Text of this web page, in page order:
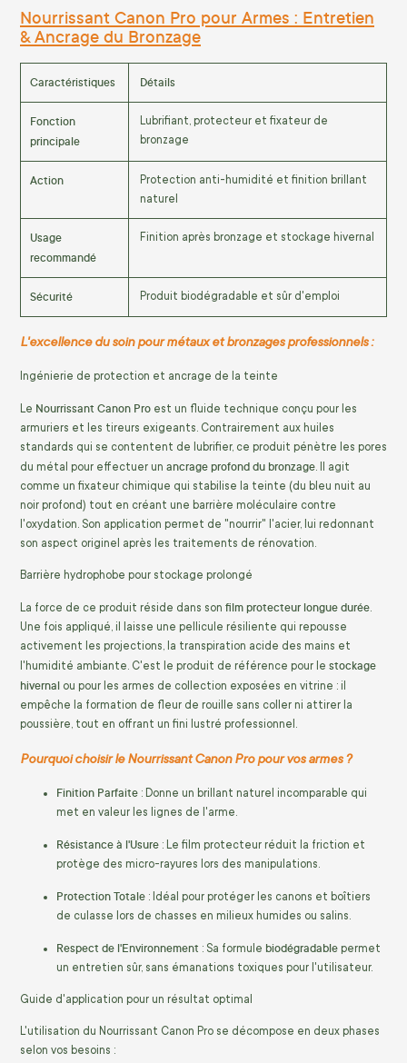
Nourrissant Canon Pro pour Armes : Entretien
& Ancrage du Bronzage
Caractéristiques Détails
Fonction
principale
Lubrifiant, protecteur et fixateur de
bronzage
Action
Protection anti-humidité et finition brillant
naturel
Usage
recommandé
Finition après bronzage et stockage hivernal
Sécurité Produit biodégradable et sûr d'emploi
L'excellence du soin pour métaux et bronzages professionnels :
Ingénierie de protection et ancrage de la teinte
Le Nourrissant Canon Pro est un fluide technique conçu pour les
armuriers et les tireurs exigeants. Contrairement aux huiles
standards qui se contentent de lubrifier, ce produit pénètre les pores
du métal pour effectuer un ancrage profond du bronzage . Il agit
comme un fixateur chimique qui stabilise la teinte (du bleu nuit au
noir profond) tout en créant une barrière moléculaire contre
l'oxydation. Son application permet de "nourrir" l'acier, lui redonnant
son aspect originel après les traitements de rénovation.
Barrière hydrophobe pour stockage prolongé
La force de ce produit réside dans son film protecteur longue durée
Une fois appliqué, il laisse une pellicule résiliente qui repousse
activement les projections, la transpiration acide des mains et
l'humidité ambiante. C'est le produit de référence pour le stockage
hivernal ou pour les armes de collection exposées en vitrine : il
empêche la formation de fleur de rouille sans coller ni attirer la
poussière, tout en offrant un fini lustré professionnel.
Pourquoi choisir le Nourrissant Canon Pro pour vos armes ?
Finition Parfaite : Donne un brillant naturel incomparable qui
met en valeur les lignes de l'arme.
Résistance à l'Usure : Le film protecteur réduit la friction et
protège des micro-rayures lors des manipulations.
Protection Totale : Idéal pour protéger les canons et boîtiers
de culasse lors de chasses en milieux humides ou salins.
Respect de l'Environnement : Sa formule biodégradable permet
un entretien sûr, sans émanations toxiques pour l'utilisateur.
Guide d'application pour un résultat optimal
L'utilisation du Nourrissant Canon Pro se décompose en deux phases
selon vos besoins :